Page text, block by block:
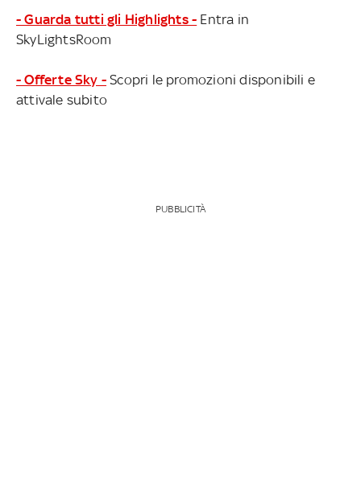
- Guarda tutti gli Highlights - Entra in
SkyLightsRoom
- Offerte Sky - Scopri le promozioni disponibili e
attivale subito
PUBBLICITÀ